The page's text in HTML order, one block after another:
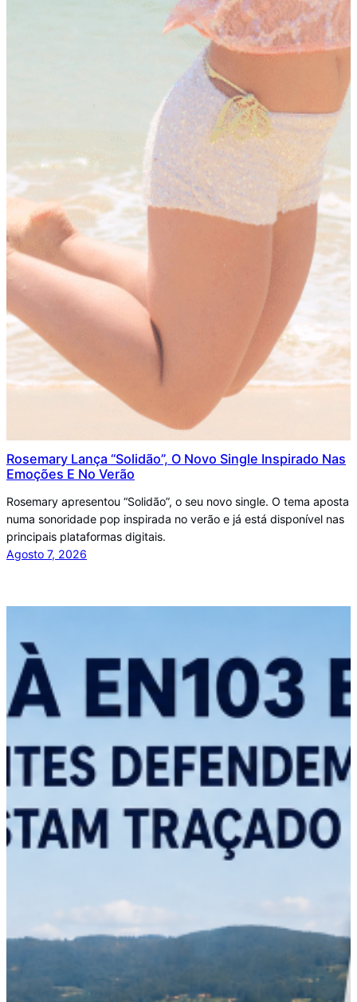
Rosemary Lança “Solidão”, O Novo Single Inspirado Nas
Emoções E No Verão
Rosemary apresentou “Solidão”, o seu novo single. O tema aposta
numa sonoridade pop inspirada no verão e já está disponível nas
principais plataformas digitais.
Agosto 7, 2026